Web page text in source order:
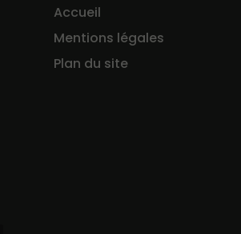
Accueil
Mentions légales
Plan du site